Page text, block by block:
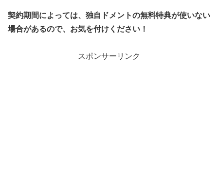
契約期間によっては、独自ドメントの無料特典が使いない
場合があるので、お気を付けください！
スポンサーリンク